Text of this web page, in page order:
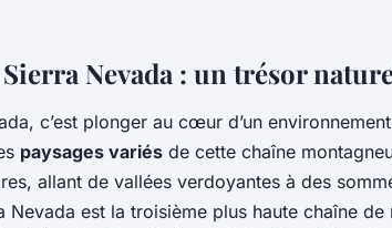
Nevada : un trésor
c’est plonger au cœur d’un
paysages variés de cette chaîne
allant de vallées verdoyantes à des
Nevada est la troisième plus haute chaîne